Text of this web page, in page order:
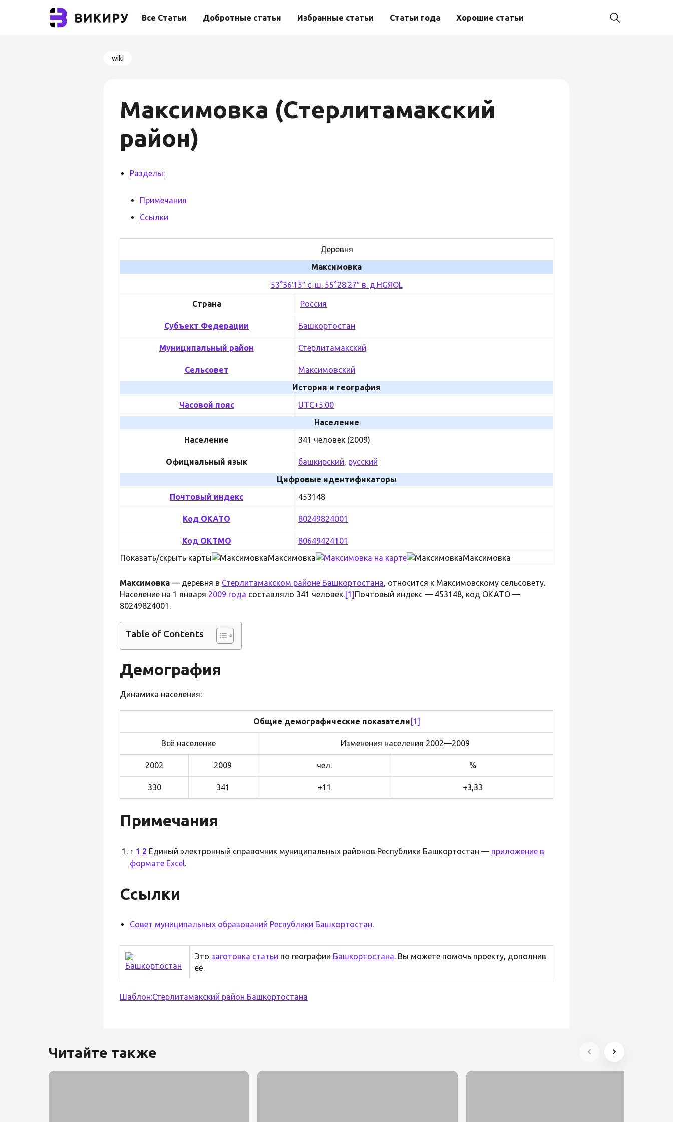
Все Статьи Добротные статьи Избранные статьи Статьи года Хорошие статьи
wiki
Максимовка (Стерлитамакский
район)
Разделы:
Примечания
Ссылки
Деревня
Максимовка
53°36′15″ с. ш. 55°28′27″ в. д.HGЯOL
Страна Россия
Субъект Федерации Башкортостан
Муниципальный район Стерлитамакский
Сельсовет
Максимовский
История и география
Часовой пояс
UTC+5:00
Население
Население
341 человек (2009)
Официальный язык башкирский, русский
Цифровые идентификаторы
Почтовый индекс
453148
Код ОКАТО 80249824001
Код ОКТМО
80649424101
Показать/скрыть карты
Максимовка Максимовка
Максимовка — деревня в Стерлитамакском районе Башкортостана, относится к Максимовскому сельсовету.
Население на 1 января 2009 года составляло 341 человек.[1] Почтовый индекс — 453148, код ОКАТО —
80249824001.
Table of Contents
Демография
Динамика населения:
Общие демографические показатели [1]
Всё население Изменения населения 2002—2009
2002 2009 чел. %
330 341 +11 +3,33
Примечания
↑ 1 2 Единый электронный справочник муниципальных районов Республики Башкортостан — приложение в
формате Excel.
Ссылки
Совет муниципальных образований Республики Башкортостан.
Это заготовка статьи по географии Башкортостана. Вы можете помочь проекту, дополнив
её.
Шаблон:Стерлитамакский район Башкортостана
Читайте также